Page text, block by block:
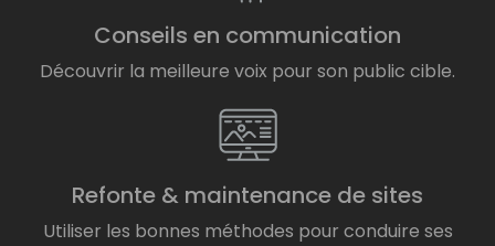
Conseils en communication
Découvrir la meilleure voix pour son public cible.
Refonte & maintenance de sites
Utiliser les bonnes méthodes pour conduire ses